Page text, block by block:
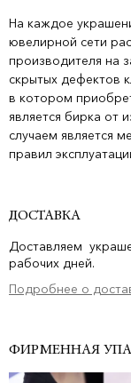
На каждое
ювелирной сети
производителя на
скрытых дефектов
в котором
является бирка от
случаем является
правил
ДОСТАВКА
Доставляем
рабочих дней.
Подробнее о
ФИРМЕННАЯ